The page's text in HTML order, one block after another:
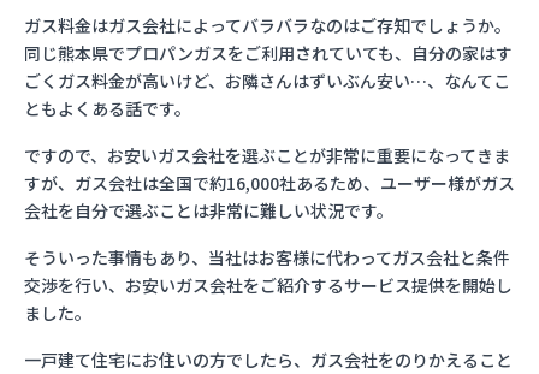
ガス料金はガス会社によってバラバラなのはご存知でしょうか。
同じ熊本県でプロパンガスをご利用されていても、自分の家はす
ごくガス料金が高いけど、お隣さんはずいぶん安い…、なんてこ
ともよくある話です。
ですので、お安いガス会社を選ぶことが非常に重要になってきま
すが、ガス会社は全国で約16,000社あるため、ユーザー様がガス
会社を自分で選ぶことは非常に難しい状況です。
そういった事情もあり、当社はお客様に代わってガス会社と条件
交渉を行い、お安いガス会社をご紹介するサービス提供を開始し
ました。
一戸建て住宅にお住いの方でしたら、ガス会社をのりかえること